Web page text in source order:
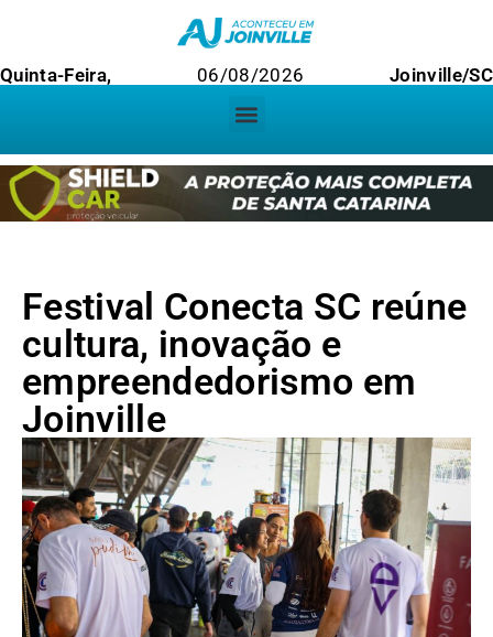
Quinta-Feira, 06/08/2026 Joinville/SC
Festival Conecta SC reúne
cultura, inovação e
empreendedorismo em
Joinville